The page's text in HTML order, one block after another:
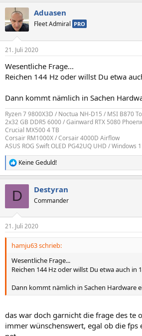
Aduasen
Fleet Admiral PRO
21. Juli 2020
Wesentliche Frage...
Reichen 144 Hz oder willst Du etwa
Dann kommt nämlich in Sachen
Ryzen 7 9800X3D / Noctua NH-D15 / MSI B870
2x32 GB DDR5 6000 / Gainward RTX 5080
Crucial MX500 4 TB
Corsair RM1000X / Corsair 4000D Airflow
ASUS ROG Swift OLED PG42UQ UHD / Windows
R
e
e
n
Keine Geduld!
D Destyran
Commander
21. Juli 2020
hamju63 schrieb:
Wesentliche Frage...
Reichen 144 Hz oder willst Du etwa auch in
Dann kommt nämlich in Sachen Hardware
das war doch garnicht die frage des te
immer wünschenswert, egal ob die fps